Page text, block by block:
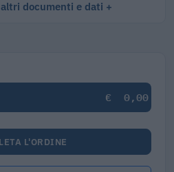
documenti e dati
€ 0,00
L'ORDINE